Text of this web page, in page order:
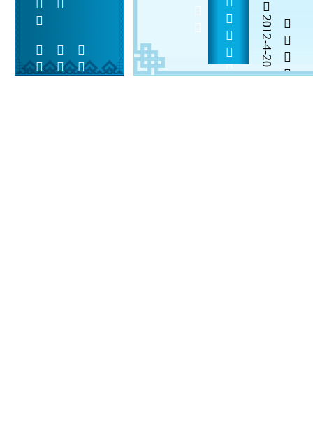
  
2012-4-20